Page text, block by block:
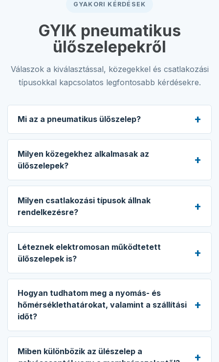
GYAKORI KÉRDÉSEK
GYIK pneumatikus
ülőszelepekről
Válaszok a kiválasztással, közegekkel és csatlakozási
típusokkal kapcsolatos legfontosabb kérdésekre.
Mi az a pneumatikus ülőszelep?
Milyen közegekhez alkalmasak az
ülőszelepek?
Milyen csatlakozási típusok állnak
rendelkezésre?
Léteznek elektromosan működtetett
ülőszelepek is?
Hogyan tudhatom meg a nyomás- és
hőmérséklethatárokat, valamint a szállítási
időt?
Miben különbözik az ülészelep a